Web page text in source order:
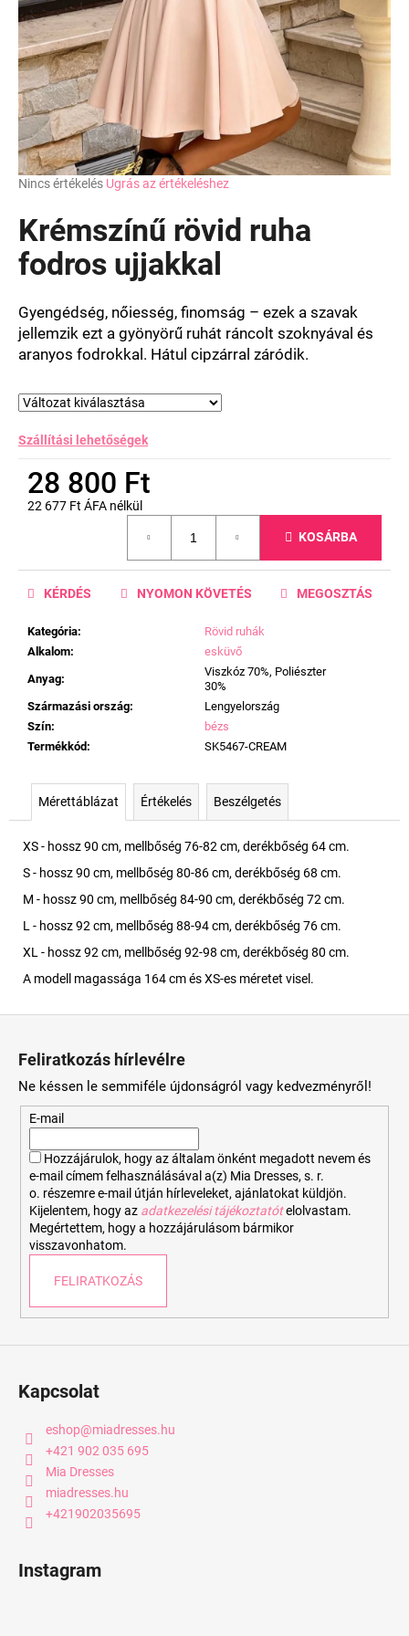
A
átlagos
értékelése
5-
ből
csillag.
Nincs értékelés Ugrás az értékeléshez
Krémszínű rövid ruha
fodros ujjakkal
Gyengédség, nőiesség, finomság – ezek a szavak
jellemzik ezt a gyönyörű ruhát ráncolt szoknyával és
aranyos fodrokkal. Hátul cipzárral záródik.
Szállítási lehetőségek
28 800 Ft
22 677 Ft ÁFA nélkül
KOSÁRBA
Kategória:
Rövid ruhák
Alkalom:
esküvő
Anyag:
Viszkóz 70%, Poliészter
30%
Származási ország:
Lengyelország
Szín:
bézs
Termékkód: SK5467-CREAM
KÉRDÉS NYOMON KÖVETÉS MEGOSZTÁS
Mérettáblázat Értékelés Beszélgetés
XS - hossz 90 cm, mellbőség 76-82 cm, derékbőség 64 cm.
S - hossz 90 cm, mellbőség 80-86 cm, derékbőség 68 cm.
M - hossz 90 cm, mellbőség 84-90 cm, derékbőség 72 cm.
L - hossz 92 cm, mellbőség 88-94 cm, derékbőség 76 cm.
XL - hossz 92 cm, mellbőség 92-98 cm, derékbőség 80 cm.
A modell magassága 164 cm és XS-es méretet visel.
Feliratkozás hírlevélre
Ne késsen le semmiféle újdonságról vagy kedvezményről!
E-mail
Hozzájárulok, hogy az általam önként megadott nevem és
e-mail címem felhasználásával a(z) Mia Dresses, s. r.
o. részemre e-mail útján hírleveleket, ajánlatokat küldjön.
Kijelentem, hogy az adatkezelési tájékoztatót elolvastam.
Megértettem, hogy a hozzájárulásom bármikor
visszavonhatom.
FELIRATKOZÁS
Kapcsolat
eshop@miadresses.hu
+421 902 035 695
Mia Dresses
miadresses.hu
+421902035695
Instagram